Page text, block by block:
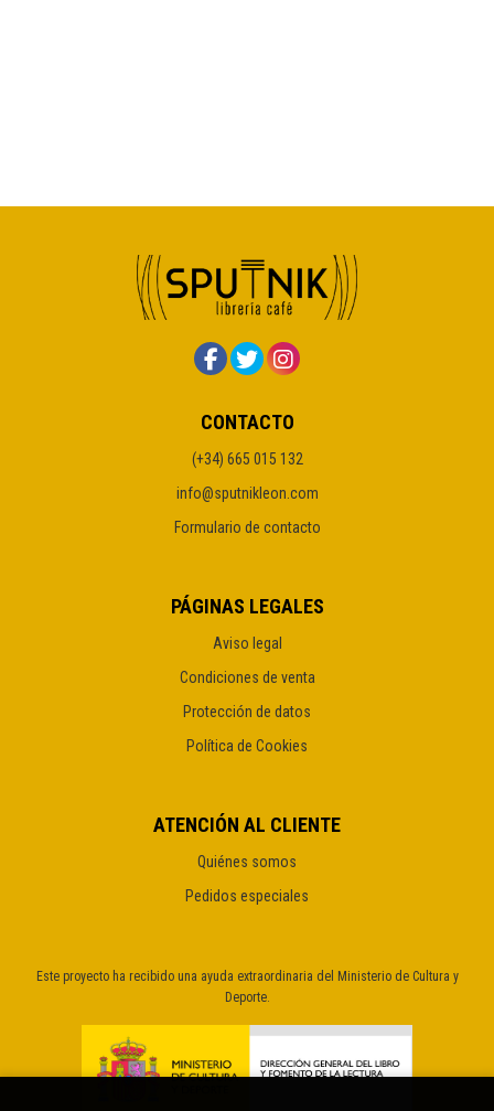
CONTACTO
(+34) 665 015 132
info@sputnikleon.com
Formulario de contacto
PÁGINAS LEGALES
Aviso legal
Condiciones de venta
Protección de datos
Política de Cookies
ATENCIÓN AL CLIENTE
Quiénes somos
Pedidos especiales
Este proyecto ha recibido una ayuda extraordinaria del Ministerio de Cultura y
Deporte.